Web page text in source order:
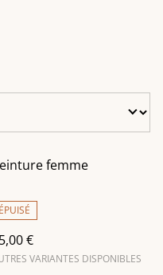
femme
ÉPUISÉ
€
VARIANTES DISPONIBLES